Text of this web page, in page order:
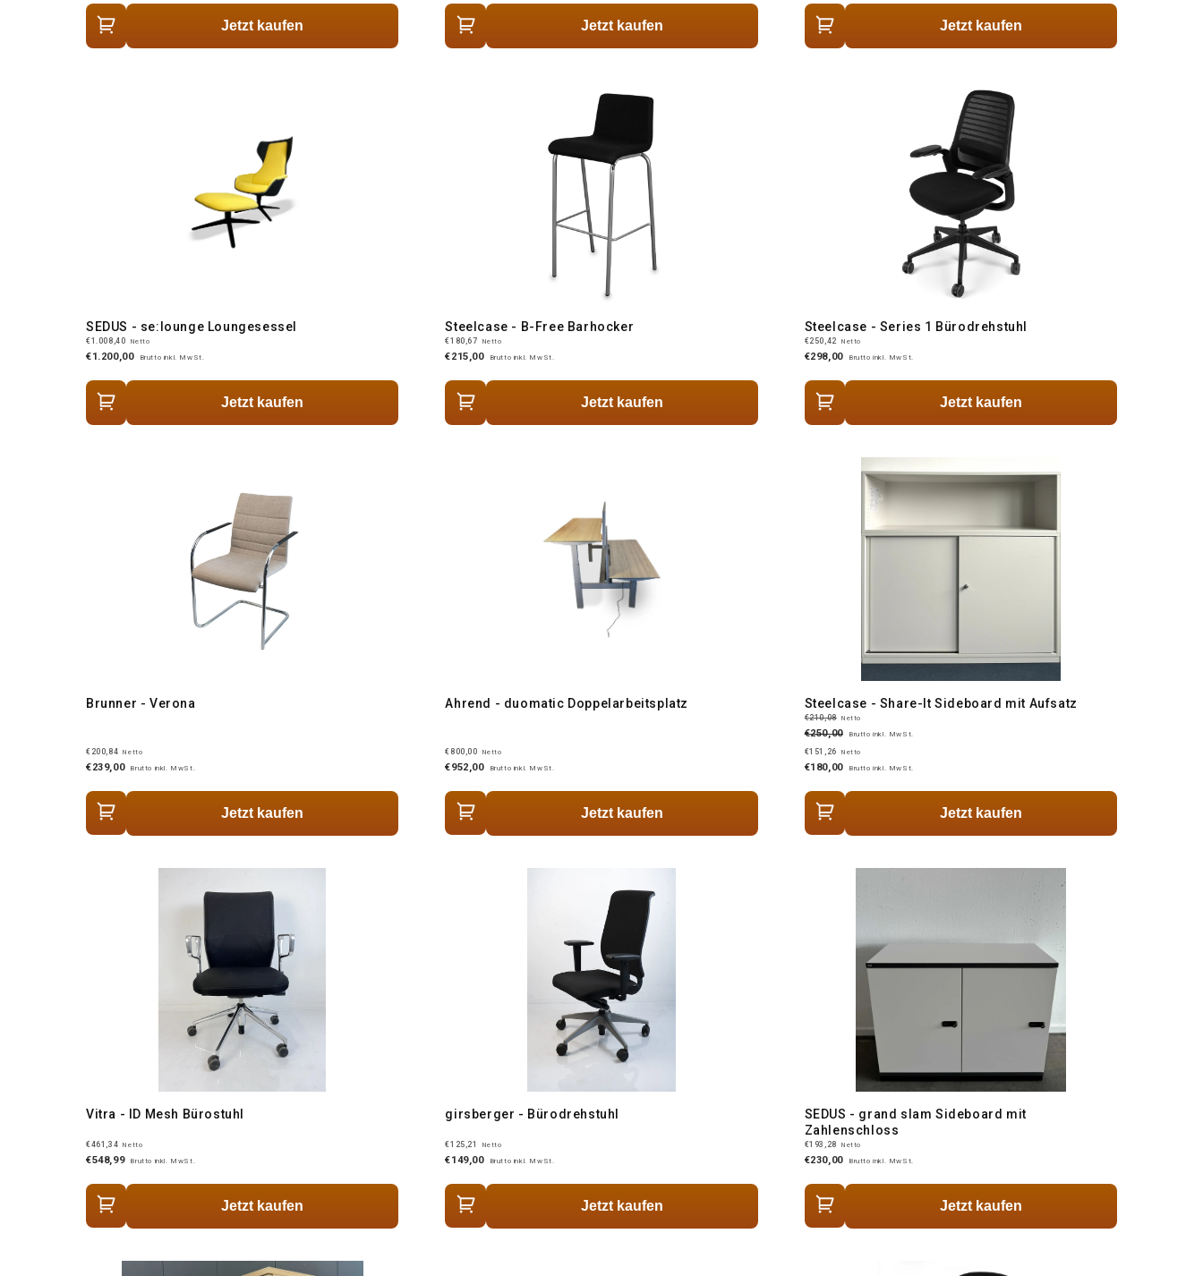
Jetzt kaufen Jetzt kaufen Jetzt kaufen
SEDUS - se:lounge Loungesessel
€1.008,40 Netto
€1.200,00 Brutto inkl. MwSt.
Jetzt kaufen
Steelcase - B-Free Barhocker
€180,67 Netto
€215,00 Brutto inkl. MwSt.
Jetzt kaufen
Steelcase - Series 1 Bürodrehstuhl
€250,42 Netto
€298,00 Brutto inkl. MwSt.
Jetzt kaufen
Brunner - Verona
€200,84 Netto
€239,00 Brutto inkl. MwSt.
Jetzt kaufen
Ahrend - duomatic Doppelarbeitsplatz
€800,00 Netto
€952,00 Brutto inkl. MwSt.
Jetzt kaufen
Steelcase - Share-It Sideboard mit Aufsatz
€210,08 Netto
€250,00
Brutto inkl. MwSt.
€151,26
Netto
€180,00 Brutto inkl. MwSt.
Jetzt kaufen
Vitra - ID Mesh Bürostuhl
€461,34 Netto
€548,99 Brutto inkl. MwSt.
Jetzt kaufen
girsberger - Bürodrehstuhl
€125,21 Netto
€149,00 Brutto inkl. MwSt.
Jetzt kaufen
SEDUS - grand slam Sideboard mit
Zahlenschloss
€193,28 Netto
€230,00 Brutto inkl. MwSt.
Jetzt kaufen